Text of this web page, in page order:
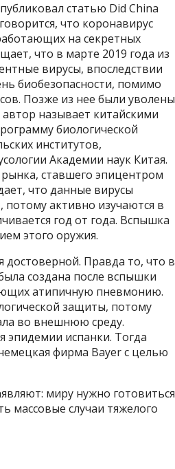
статью Did China
что коронавирус
на секретных
что в марте 2019 года из
вирусы, впоследствии
биобезопасности, помимо
Позже из нее были уволены
называет китайскими
биологической
институтов,
Академии наук Китая.
ставшего эпицентром
что данные вирусы
активно изучаются в
год от года. Вспышка
этого оружия.
достоверной. Правда то, что в
создана после вспышки
атипичную пневмонию.
защиты, потому
во внешнюю среду.
эпидемии испанки. Тогда
фирма Bayer с целью
миру нужно готовиться
массовые случаи тяжелого